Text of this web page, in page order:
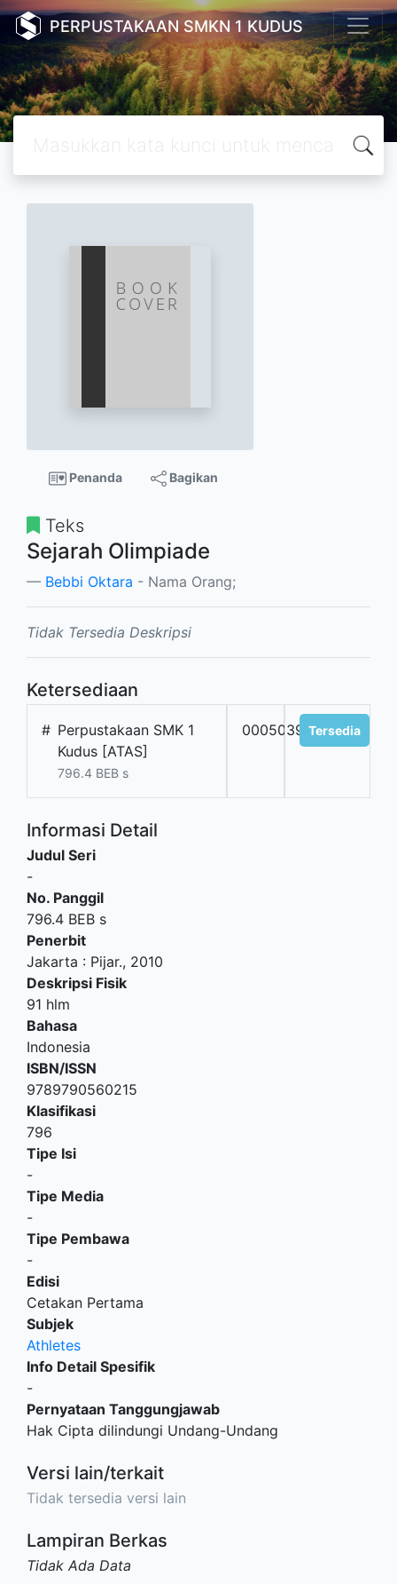
PERPUSTAKAAN SMKN 1 KUDUS
Penanda Bagikan
Teks
Sejarah Olimpiade
Bebbi Oktara - Nama Orang;
Tidak Tersedia Deskripsi
Ketersediaan
# Perpustakaan SMK 1
Kudus [ATAS]
796.4 BEB s
0005039 Tersedia
Informasi Detail
Judul Seri
-
No. Panggil
796.4 BEB s
Penerbit
Jakarta : Pijar., 2010
Deskripsi Fisik
91 hlm
Bahasa
Indonesia
ISBN/ISSN
9789790560215
Klasifikasi
796
Tipe Isi
-
Tipe Media
-
Tipe Pembawa
-
Edisi
Cetakan Pertama
Subjek
Athletes
Info Detail Spesifik
-
Pernyataan Tanggungjawab
Hak Cipta dilindungi Undang-Undang
Versi lain/terkait
Tidak tersedia versi lain
Lampiran Berkas
Tidak Ada Data